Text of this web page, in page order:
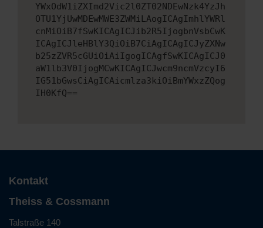
YWxOdW1iZXImd2Vic2l0ZT02NDEwNzk4YzJh
OTU1YjUwMDEwMWE3ZWMiLAogICAgImhlYWRl
cnMiOiB7fSwKICAgICJib2R5IjogbnVsbCwK
ICAgICJleHBlY3QiOiB7CiAgICAgICJyZXNw
b25zZVR5cGUiOiAiIgogICAgfSwKICAgICJ0
aW1lb3V0IjogMCwKICAgICJwcm9ncmVzcyI6
IG51bGwsCiAgICAicmlza3kiOiBmYWxzZQog
IH0KfQ==
Kontakt
Theiss & Cossmann
Talstraße 140